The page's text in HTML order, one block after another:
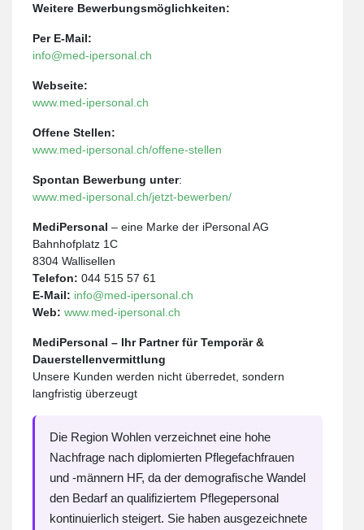
Weitere Bewerbungsmöglichkeiten:
Per E-Mail:
info@med-ipersonal.ch
Webseite:
www.med-ipersonal.ch
Offene Stellen:
www.med-ipersonal.ch/offene-stellen
Spontan Bewerbung unter:
www.med-ipersonal.ch/jetzt-bewerben/
MediPersonal – eine Marke der iPersonal AG
Bahnhofplatz 1C
8304 Wallisellen
Telefon: 044 515 57 61
E-Mail: info@med-ipersonal.ch
Web: www.med-ipersonal.ch
MediPersonal – Ihr Partner für Temporär &
Dauerstellenvermittlung
Unsere Kunden werden nicht überredet, sondern
langfristig überzeugt
Die Region Wohlen verzeichnet eine hohe
Nachfrage nach diplomierten Pflegefachfrauen
und -männern HF, da der demografische Wandel
den Bedarf an qualifiziertem Pflegepersonal
kontinuierlich steigert. Sie haben ausgezeichnete